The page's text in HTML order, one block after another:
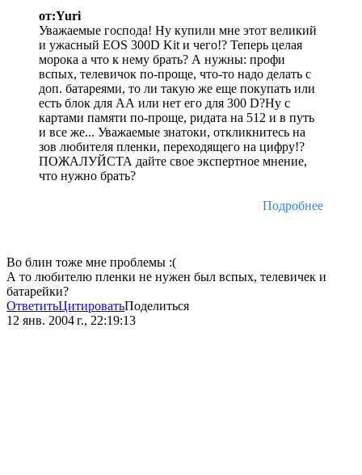
от:Yuri
Уважаемые господа! Ну купили мне этот великий
и ужасный EOS 300D Kit и чего!? Теперь целая
морока а что к нему брать? А нужны: профи
вспых, телевичок по-проще, что-то надо делать с
доп. батареями, то ли такую же еще покупать или
есть блок для АА или нет его для 300 D?Ну с
картами памяти по-проще, ридата на 512 и в путь
и все же... Уважаемые знатоки, откликнитесь на
зов любителя пленки, переходящего на цифру!?
ПОЖАЛУЙСТА дайте свое экспертное мнение,
что нужно брать?
Подробнее
Во блин тоже мне проблемы :(
А то любителю пленки не нужен был вспых, телевичек и
батарейки?
ОтветитьЦитироватьПоделиться
12 янв. 2004 г., 22:19:13